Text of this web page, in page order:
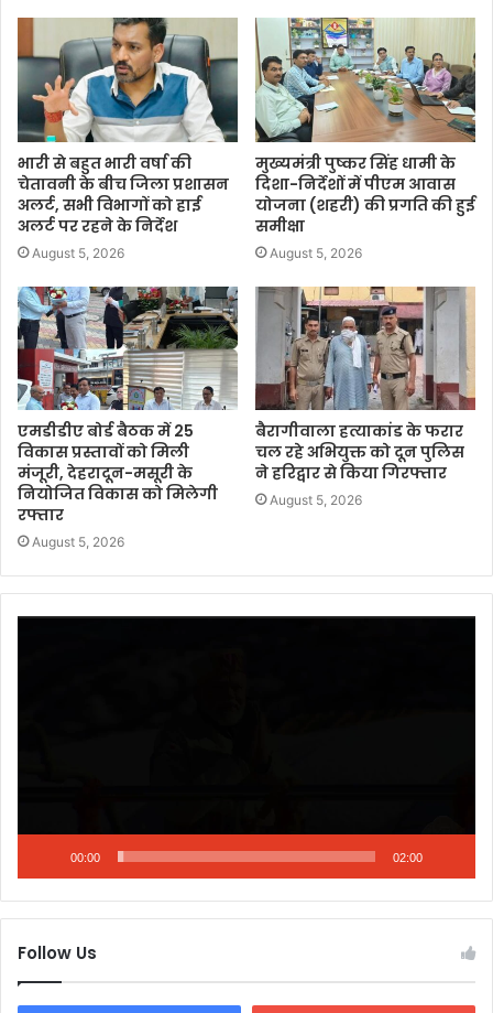
भारी से बहुत भारी वर्षा की
चेतावनी के बीच जिला प्रशासन
अलर्ट, सभी विभागों को हाई
अलर्ट पर रहने के निर्देश
August 5, 2026
मुख्यमंत्री पुष्कर सिंह धामी के
दिशा-निर्देशों में पीएम आवास
योजना (शहरी) की प्रगति की हुई
समीक्षा
August 5, 2026
एमडीडीए बोर्ड बैठक में 25
विकास प्रस्तावों को मिली
मंजूरी, देहरादून-मसूरी के
नियोजित विकास को मिलेगी
रफ्तार
August 5, 2026
बैरागीवाला हत्याकांड के फरार
चल रहे अभियुक्त को दून पुलिस
ने हरिद्वार से किया गिरफ्तार
August 5, 2026
00:00 02:00
Follow Us